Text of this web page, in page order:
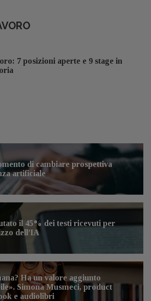
7 posizioni aperte e 9 stage in
di cambiare prospettiva
artificiale
il 45% dei testi ricevuti per
dell’IA
Ha un valore aggiunto
Simona Musmeci, product
e audiolibri